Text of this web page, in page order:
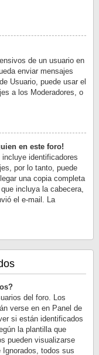
de un usuario en
enviar mensajes
Usuario, puede usar el
a los Moderadores, o
en este foro!
identificadores
por lo tanto, puede
una copia completa
incluya la cabecera,
el e-mail. La
del foro. Los
verse en en Panel de
si están identificados
la plantilla que
pueden visualizarse
todos sus